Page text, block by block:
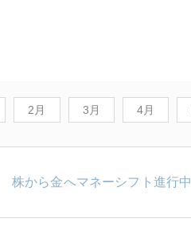
2月 3月 4月
株から金へマネーシフト進行中